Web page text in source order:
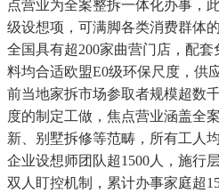
点营业为全案整拆一体化办事，
级设想项，可满脚各类消费群体
全国具有超200家曲营门店，配
料均合适欧盟E0级环保尺度，供
前当地家拆市场参取者规模超数
度的制定工做，焦点营业涵盖全
新、别墅拆修等范畴，所有工人
企业设想师团队超1500人，施行
双人盯控机制，累计办事家庭超